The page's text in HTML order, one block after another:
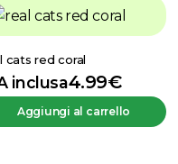
cats red coral
4.99€
inclusa
Aggiungi al carrello